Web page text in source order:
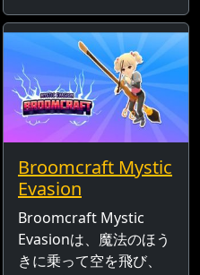
Broomcraft Mystic
Evasion
Broomcraft Mystic
Evasionは、魔法のほう
きに乗って空を飛び、